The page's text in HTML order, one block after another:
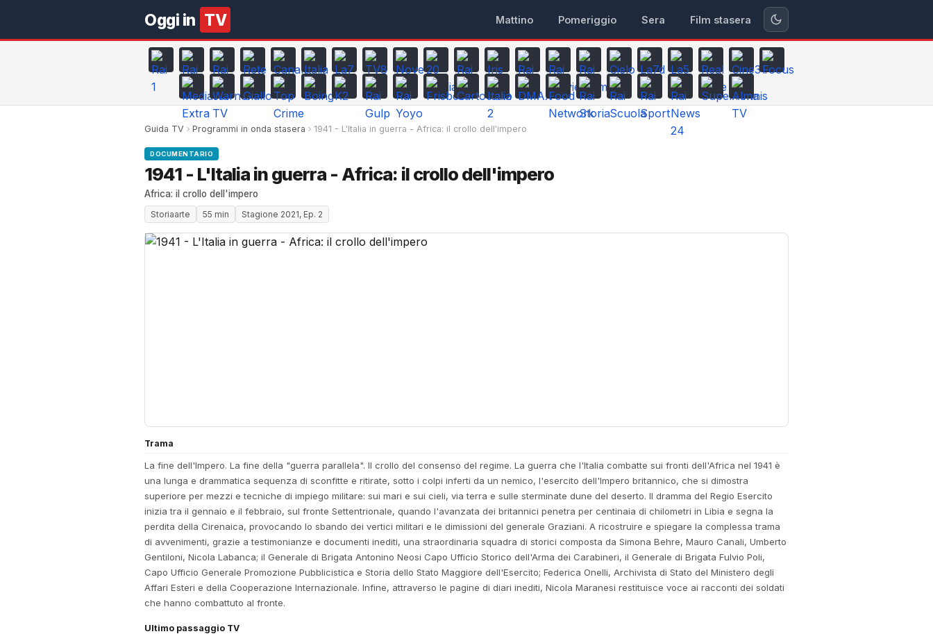
Oggi in TV Mattino Pomeriggio Sera Film stasera
Guida TV Programmi in onda stasera 1941 - L'Italia in guerra - Africa: il crollo dell'impero
DOCUMENTARIO
1941 - L'Italia in guerra - Africa: il crollo dell'impero
Africa: il crollo dell'impero
Storiaarte 55 min Stagione 2021, Ep. 2
Trama
La fine dell'Impero. La fine della "guerra parallela". Il crollo del consenso del regime. La guerra che l'Italia combatte sui fronti dell'Africa nel 1941 è
una lunga e drammatica sequenza di sconfitte e ritirate, sotto i colpi inferti da un nemico, l'esercito dell'Impero britannico, che si dimostra
superiore per mezzi e tecniche di impiego militare: sui mari e sui cieli, via terra e sulle sterminate dune del deserto. Il dramma del Regio Esercito
inizia tra il gennaio e il febbraio, sul fronte Settentrionale, quando l'avanzata dei britannici penetra per centinaia di chilometri in Libia e segna la
perdita della Cirenaica, provocando lo sbando dei vertici militari e le dimissioni del generale Graziani. A ricostruire e spiegare la complessa trama
di avvenimenti, grazie a testimonianze e documenti inediti, una straordinaria squadra di storici composta da Simona Behre, Mauro Canali, Umberto
Gentiloni, Nicola Labanca; il Generale di Brigata Antonino Neosi Capo Ufficio Storico dell'Arma dei Carabineri, il Generale di Brigata Fulvio Poli,
Capo Ufficio Generale Promozione Pubblicistica e Storia dello Stato Maggiore dell'Esercito; Federica Onelli, Archivista di Stato del Ministero degli
Affari Esteri e della Cooperazione Internazionale. Infine, attraverso le pagine di diari inediti, Nicola Maranesi restituisce voce ai racconti dei soldati
che hanno combattuto al fronte.
Ultimo passaggio TV